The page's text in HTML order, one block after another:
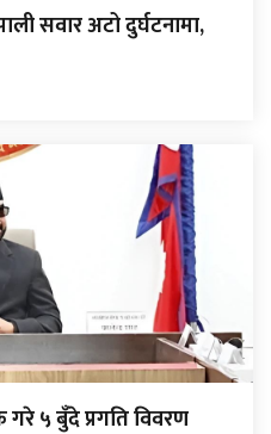
सवार अटो दुर्घटनामा,
गरे ५ बुँदे प्रगति विवरण